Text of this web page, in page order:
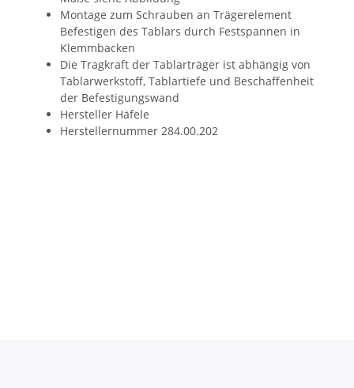
Montage zum Schrauben an Trägerelement
Befestigen des Tablars durch Festspannen in
Klemmbacken
Die Tragkraft der Tablarträger ist abhängig von
Tablarwerkstoff, Tablartiefe und Beschaffenheit
der Befestigungswand
Hersteller Häfele
Herstellernummer 284.00.202